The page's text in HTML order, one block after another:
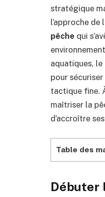
stratégique
l’approche
pêche qui
aquatiques, le
pour
tactique fine.
maîtriser la
d’accroître
Table des
Débuter